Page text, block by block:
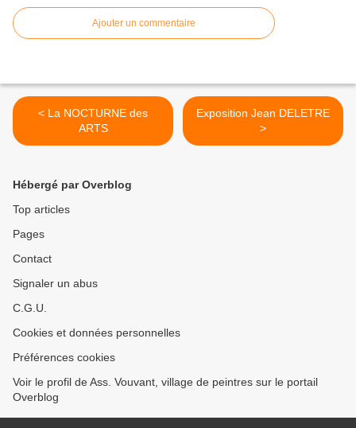
Ajouter un commentaire
< La NOCTURNE des
ARTS
Exposition Jean DELETRE
>
Hébergé par Overblog
Top articles
Pages
Contact
Signaler un abus
C.G.U.
Cookies et données personnelles
Préférences cookies
Voir le profil de Ass. Vouvant, village de peintres sur le portail
Overblog